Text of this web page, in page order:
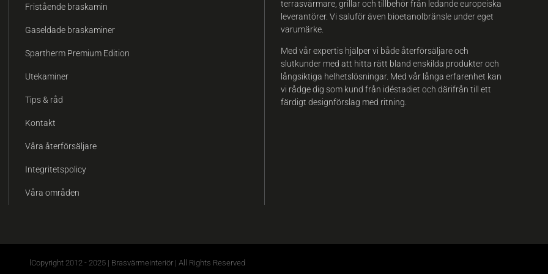
Fristående braskamin
Gaseldade braskaminer
Spartherm Premium Edition
Utekaminer
Tips & råd
Kontakt
Våra återförsäljare
Integritetspolicy
Våra områden
terrasvärmare, grillar och tillbehör från ledande europeiska
leverantörer. Vi saluför även bioetanolbränsle under eget
varumärke.
Med vår expertis hjälper vi både återförsäljare och
slutkunder med att hitta rätt bland enskilda produkter och
långsiktiga helhetslösningar. Med vår långa erfarenhet kan
vi rådge dig som kund från idéstadiet och därifrån till ett
färdigt designförslag med ritning.
lCopyright 2012 - 2025 | Brasvärmeinteriör | All Rights Reserved